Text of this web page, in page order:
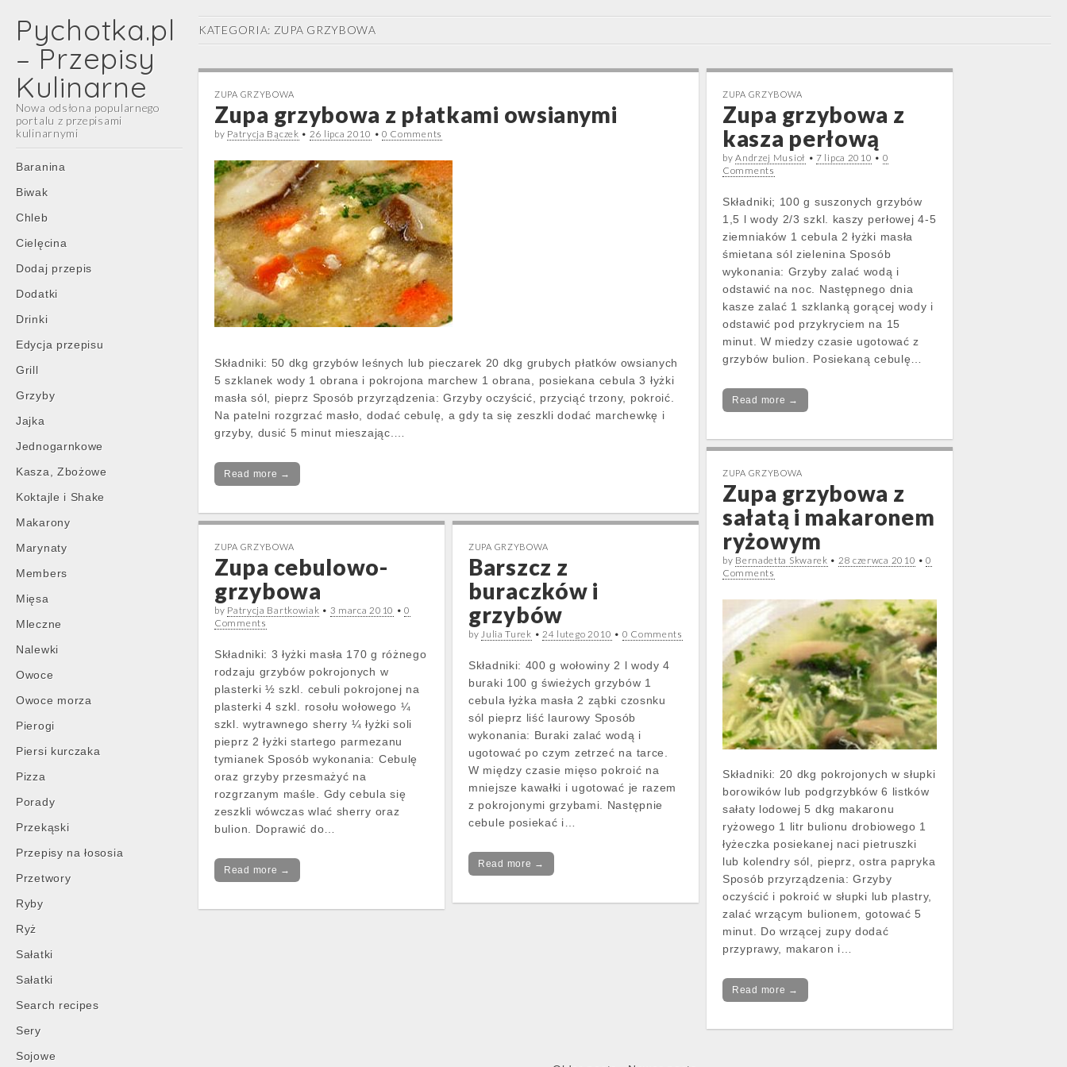
Pychotka.pl
– Przepisy
Kulinarne
Nowa odsłona popularnego
portalu z przepisami
kulinarnymi
Main
menu
Skip
content
Baranina
Biwak
Chleb
Cielęcina
Dodaj przepis
Dodatki
Drinki
Edycja przepisu
Grill
Grzyby
Jajka
Jednogarnkowe
Kasza, Zbożowe
Koktajle i Shake
Makarony
Marynaty
Members
Mięsa
Mleczne
Nalewki
Owoce
Owoce morza
Pierogi
Piersi kurczaka
Pizza
Porady
Przekąski
Przepisy na łososia
Przetwory
Ryby
Ryż
Sałatki
Sałatki
Search recipes
Sery
Sojowe
KATEGORIA: ZUPA GRZYBOWA
ZUPA GRZYBOWA
Zupa grzybowa z płatkami owsianymi
by Patrycja Bączek • 26 lipca 2010 • 0 Comments
Składniki: 50 dkg grzybów leśnych lub pieczarek 20 dkg grubych płatków owsianych
5 szklanek wody 1 obrana i pokrojona marchew 1 obrana, posiekana cebula 3 łyżki
masła sól, pieprz Sposób przyrządzenia: Grzyby oczyścić, przyciąć trzony, pokroić.
Na patelni rozgrzać masło, dodać cebulę, a gdy ta się zeszkli dodać marchewkę i
grzyby, dusić 5 minut mieszając.…
Read more →
ZUPA GRZYBOWA
Zupa grzybowa z
kasza perłową
byAndrzej Musioł •7 lipca 2010 • 0
Comments
Składniki; 100 g suszonych grzybów
1,5 l wody 2/3 szkl. kaszy perłowej 4-5
ziemniaków 1 cebula 2 łyżki masła
śmietana sól zielenina Sposób
wykonania: Grzyby zalać wodą i
odstawić na noc. Następnego dnia
kasze zalać 1 szklanką gorącej wody i
odstawić pod przykryciem na 15
minut. W miedzy czasie ugotować z
grzybów bulion. Posiekaną cebulę…
Read more →
ZUPA GRZYBOWA
Zupa grzybowa z
sałatą i makaronem
ryżowym
by Bernadetta Skwarek • 28 czerwca 2010 •0
Comments
Składniki: 20 dkg pokrojonych w słupki
borowików lub podgrzybków 6 listków
sałaty lodowej 5 dkg makaronu
ryżowego 1 litr bulionu drobiowego 1
łyżeczka posiekanej naci pietruszki
lub kolendry sól, pieprz, ostra papryka
Sposób przyrządzenia: Grzyby
oczyścić i pokroić w słupki lub plastry,
zalać wrzącym bulionem, gotować 5
minut. Do wrzącej zupy dodać
przyprawy, makaron i…
Read more →
ZUPA GRZYBOWA
Zupa cebulowo-
grzybowa
by Patrycja Bartkowiak • 3 marca 2010 •0
Comments
Składniki: 3 łyżki masła 170 g różnego
rodzaju grzybów pokrojonych w
plasterki ½ szkl. cebuli pokrojonej na
plasterki 4 szkl. rosołu wołowego ¼
szkl. wytrawnego sherry ¼ łyżki soli
pieprz 2 łyżki startego parmezanu
tymianek Sposób wykonania: Cebulę
oraz grzyby przesmażyć na
rozgrzanym maśle. Gdy cebula się
zeszkli wówczas wlać sherry oraz
bulion. Doprawić do…
Read more →
ZUPA GRZYBOWA
Barszcz z
buraczków i
grzybów
byJulia Turek • 24 lutego 2010 • 0 Comments
Składniki: 400 g wołowiny 2 l wody 4
buraki 100 g świeżych grzybów 1
cebula łyżka masła 2 ząbki czosnku
sól pieprz liść laurowy Sposób
wykonania: Buraki zalać wodą i
ugotować po czym zetrzeć na tarce.
W między czasie mięso pokroić na
mniejsze kawałki i ugotować je razem
z pokrojonymi grzybami. Następnie
cebule posiekać i…
Read more →